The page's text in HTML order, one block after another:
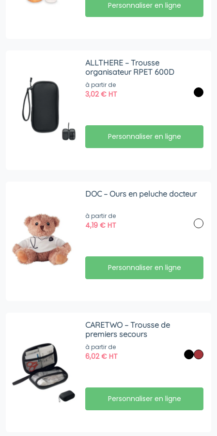
Personnaliser en ligne
ALLTHERE – Trousse
organisateur RPET 600D
à partir de
3,02€ HT
Personnaliser en ligne
DOC – Ours en peluche docteur
à partir de
4,19€ HT
Personnaliser en ligne
CARETWO – Trousse de
premiers secours
à partir de
6,02€ HT
Personnaliser en ligne